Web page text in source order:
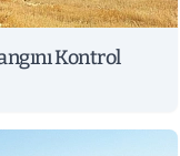
Kontrol